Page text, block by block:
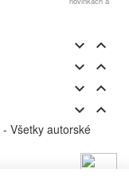
 
 
 
 
- Všetky autorské